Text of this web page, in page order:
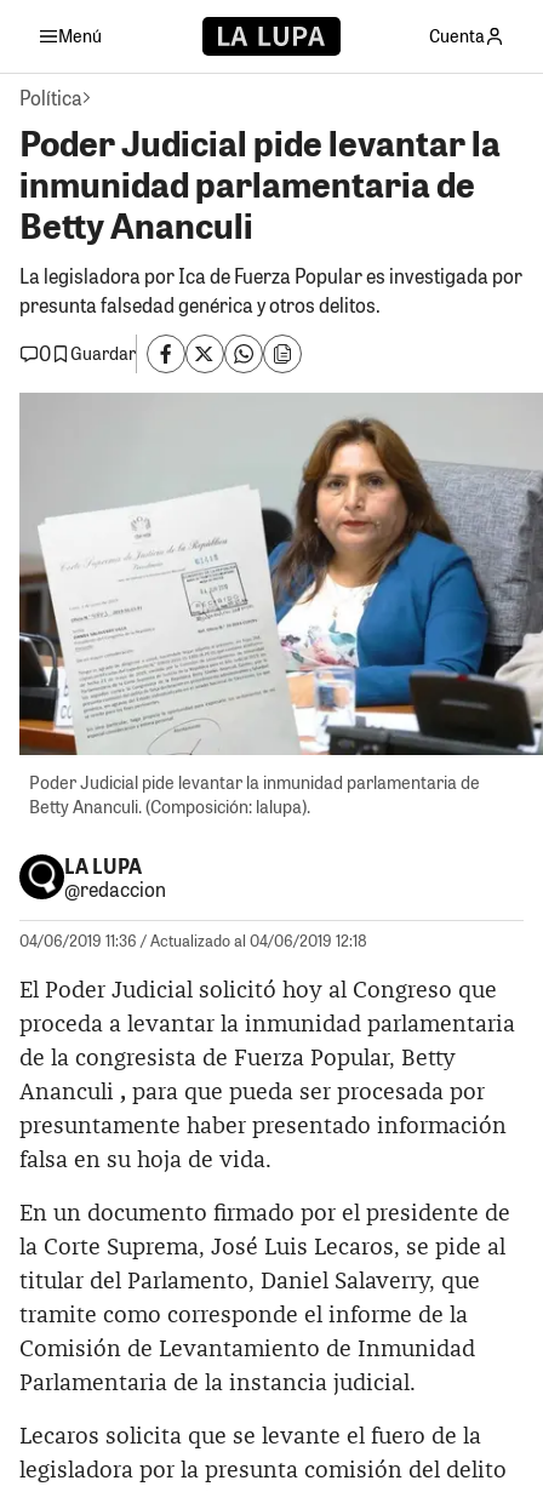
Menú Cuenta
Política
Poder Judicial pide levantar la
inmunidad parlamentaria de
Betty Ananculi
La legisladora por Ica de Fuerza Popular es investigada por
presunta falsedad genérica y otros delitos.
0
Guardar
Poder Judicial pide levantar la inmunidad parlamentaria de
Betty Ananculi. (Composición: lalupa).
LA LUPA
@redaccion
04/06/2019 11:36 / Actualizado al 04/06/2019 12:18
El Poder Judicial solicitó hoy al Congreso que
proceda a levantar la inmunidad parlamentaria
de la congresista de Fuerza Popular, Betty
Ananculi , para que pueda ser procesada por
presuntamente haber presentado información
falsa en su hoja de vida.
En un documento firmado por el presidente de
la Corte Suprema, José Luis Lecaros, se pide al
titular del Parlamento, Daniel Salaverry, que
tramite como corresponde el informe de la
Comisión de Levantamiento de Inmunidad
Parlamentaria de la instancia judicial.
Lecaros solicita que se levante el fuero de la
legisladora por la presunta comisión del delito